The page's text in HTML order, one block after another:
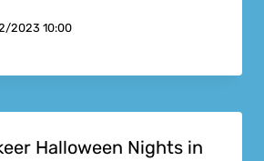
2023 10:00
Halloween Nights in